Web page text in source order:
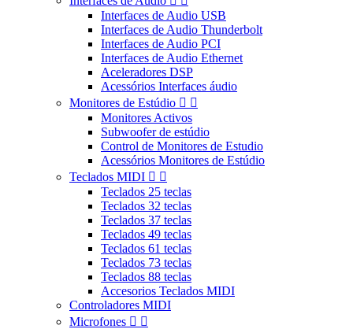
Interfaces de Audio USB
Interfaces de Audio Thunderbolt
Interfaces de Audio PCI
Interfaces de Audio Ethernet
Aceleradores DSP
Acessórios Interfaces áudio
Monitores de Estúdio  
Monitores Activos
Subwoofer de estúdio
Control de Monitores de Estudio
Acessórios Monitores de Estúdio
Teclados MIDI  
Teclados 25 teclas
Teclados 32 teclas
Teclados 37 teclas
Teclados 49 teclas
Teclados 61 teclas
Teclados 73 teclas
Teclados 88 teclas
Accesorios Teclados MIDI
Controladores MIDI
Microfones  